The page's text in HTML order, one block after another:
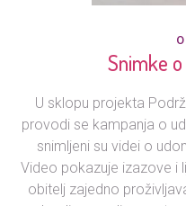
Snimke
U sklopu projekta
provodi se kampanja o
snimljeni su videi o
Video pokazuje izazove i
obitelj zajedno